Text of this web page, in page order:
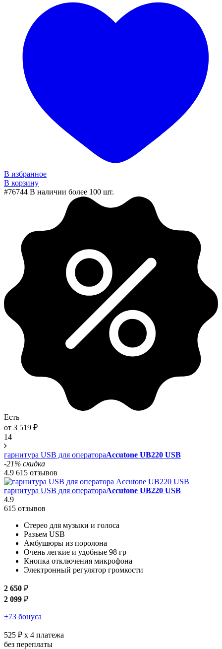
В избранное
В корзину
#76744 В наличии более 100 шт.
Есть
от 3 519 ₽
14
гарнитура USB для оператораAccutone UB220 USB
-21% скидка
4.9 615 отзывов
гарнитура USB для оператораAccutone UB220 USB
4.9
615 отзывов
Стерео для музыки и голоса
Разъем USB
Амбушюры из поролона
Очень легкие и удобные 98 гр
Кнопка отключения микрофона
Электронный регулятор громкости
2 650 ₽
2 099 ₽
+73 бонуса
525 ₽ x 4 платежа
без переплаты